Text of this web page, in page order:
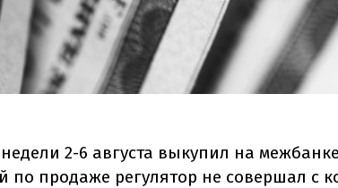
2-6 августа выкупил на
по продаже регулятор не совершал с